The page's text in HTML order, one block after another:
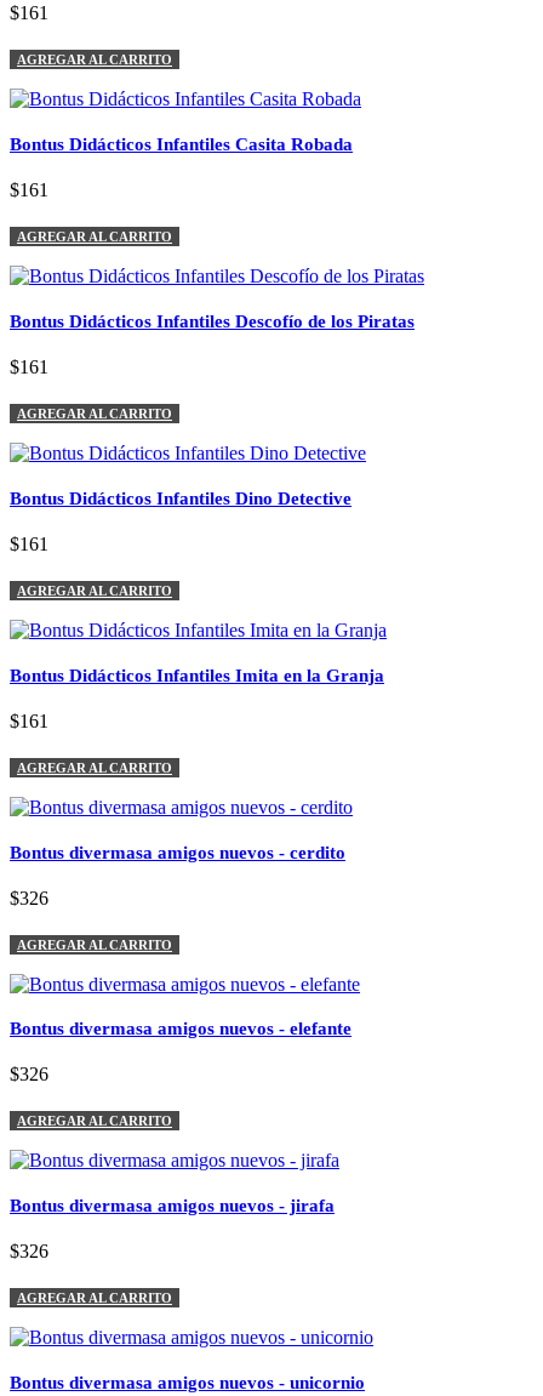
$161
AGREGAR AL CARRITO
Bontus Didácticos Infantiles Casita Robada
$161
AGREGAR AL CARRITO
Bontus Didácticos Infantiles Descofío de los Piratas
$161
AGREGAR AL CARRITO
Bontus Didácticos Infantiles Dino Detective
$161
AGREGAR AL CARRITO
Bontus Didácticos Infantiles Imita en la Granja
$161
AGREGAR AL CARRITO
Bontus divermasa amigos nuevos - cerdito
$326
AGREGAR AL CARRITO
Bontus divermasa amigos nuevos - elefante
$326
AGREGAR AL CARRITO
Bontus divermasa amigos nuevos - jirafa
$326
AGREGAR AL CARRITO
Bontus divermasa amigos nuevos - unicornio